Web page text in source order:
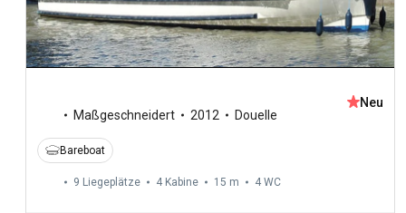
Maßgeschneidert 2012 Douelle
Neu
Bareboat
9 Liegeplätze 4 Kabine 15 m 4 WC